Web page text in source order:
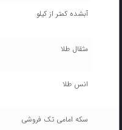
آبشده کمتر از کیلو
مثقال طلا
انس طلا
سکه امامی تک فروشی